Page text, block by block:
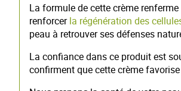
La formule de cette crème
renforcerla régénération des
peau à retrouver ses défenses
La confiance dans ce produit est
confirment que cette crème